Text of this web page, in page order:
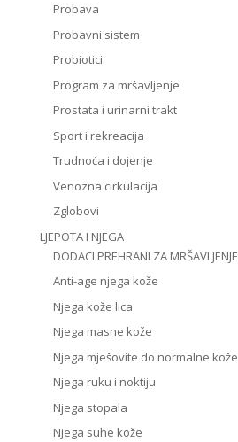
Probava
Probavni sistem
Probiotici
Program za mršavljenje
Prostata i urinarni trakt
Sport i rekreacija
Trudnoća i dojenje
Venozna cirkulacija
Zglobovi
LJEPOTA I NJEGA
DODACI PREHRANI ZA MRŠAVLJENJE
Anti-age njega kože
Njega kože lica
Njega masne kože
Njega mješovite do normalne kože
Njega ruku i noktiju
Njega stopala
Njega suhe kože